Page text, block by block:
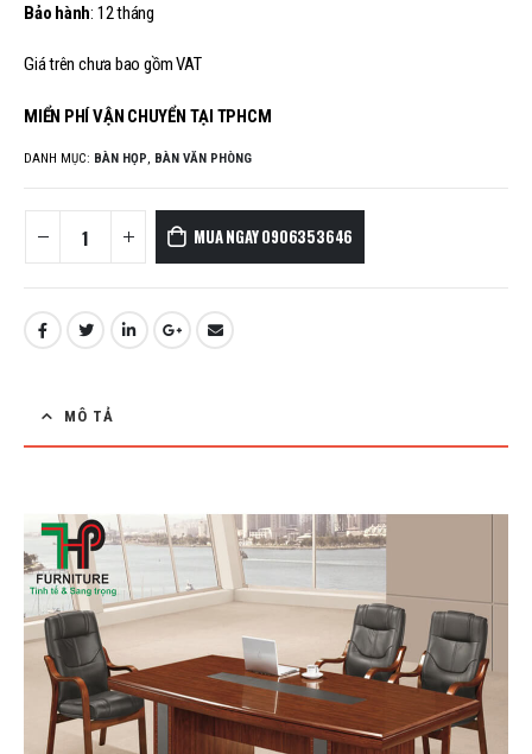
Bảo hành: 12 tháng
Giá trên chưa bao gồm VAT
MIỂN PHÍ VẬN CHUYỂN TẠI TPHCM
DANH MỤC: BÀN HỌP, BÀN VĂN PHÒNG
MUA NGAY 0906353646
MÔ TẢ